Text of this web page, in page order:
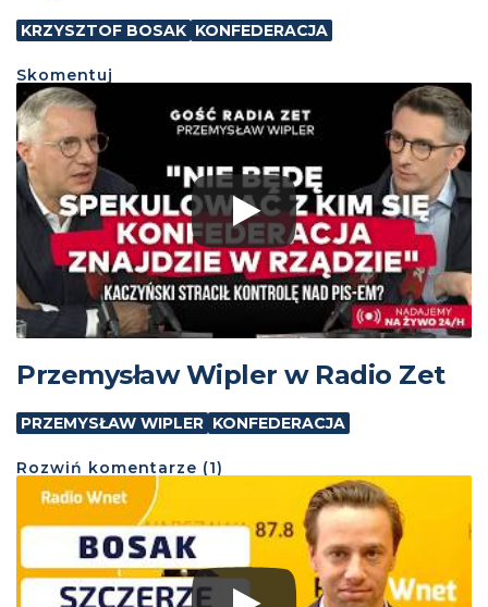
KRZYSZTOF BOSAK KONFEDERACJA
Skomentuj
Przemysław Wipler w Radio Zet
PRZEMYSŁAW WIPLER KONFEDERACJA
Rozwiń komentarze (1)